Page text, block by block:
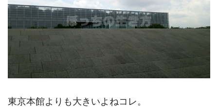
東京本館よりも大きいよねコレ。